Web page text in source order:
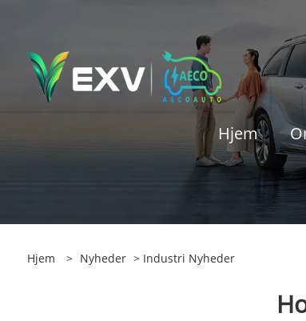
Hjem
Hjem > Nyheder > Industri Nyheder